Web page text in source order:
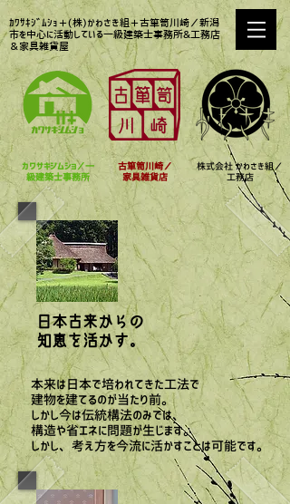
ｶﾜｻｷｼﾞﾑｼｮ＋(株)かわさき組＋古箪笥川崎／新潟
市を中心に活動している一級建築士事務所&工務店
＆家具雑貨屋
カワサキジムショ／一
級建築士事務所
古箪笥川崎／
家具雑貨店
株式会社 ​かわさき組／
工務店
日本古来からの
知恵を活かす​。
本来は日本で培われてきた工法で
建物を建てるのが当たり前。
しかし今は伝統構法のみでは、
構造や省エネに問題が生じます。
しかし、考え方を今流に活かすことは可能です。